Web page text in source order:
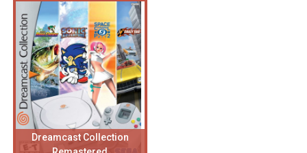
Dreamcast Collection